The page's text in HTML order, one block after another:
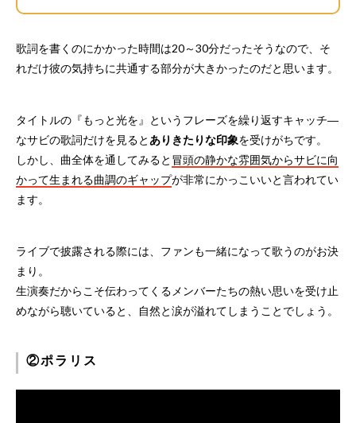
歌詞を書くのにかかった時間は20～30分だったそうなので、そ
れだけ彼の気持ちに共通する部分が大きかったのだと思います。
タイトルの『もっと光を』というフレーズを繰り返すキャッチ―
なサビの歌詞だけを見ると ありきたりな印象を受けがちです。
しかし、曲全体を通してみると 冒頭の静かな雰囲気からサビに向
かって生まれる曲調のギャップが非常にかっこいいと言われてい
ます。
ライブで披露される際には、ファンも一緒になって歌うのがお決
まり。
生演奏だからこそ伝わってくるメンバーたちの熱い思いを受け止
めながら聴いていると、自然と涙が溢れてしまうことでしょう。
②ポラリス